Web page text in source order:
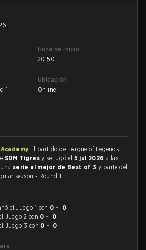
Hora de inicio
20:50
1
Ubicación
Online
Academy El partido de League of Legends
SDM Tigresy se jugó el 5 jul 2026a las
serie al mejor de Best of 3y parte del
season - Round 1.
el Juego 1 con 0 - 0
Juego 2 con 0 - 0
Juego 3 con 0 - 0